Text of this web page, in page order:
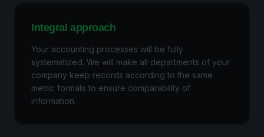
Integral approach
Your accounting processes will be fully
systematized. We will make all departments of your
company keep records according to the same
metric formats to ensure comparability of
information.